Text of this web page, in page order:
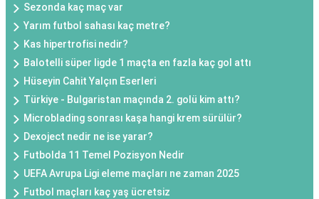
Sezonda kaç maç var
Yarım futbol sahası kaç metre?
Kas hipertrofisi nedir?
Balotelli süper ligde 1 maçta en fazla kaç gol attı
Hüseyin Cahit Yalçın Eserleri
Türkiye - Bulgaristan maçında 2. golü kim attı?
Microblading sonrası kaşa hangi krem sürülür?
Dexoject nedir ne ise yarar?
Futbolda 11 Temel Pozisyon Nedir
UEFA Avrupa Ligi eleme maçları ne zaman 2025
Futbol maçları kaç yaş ücretsiz